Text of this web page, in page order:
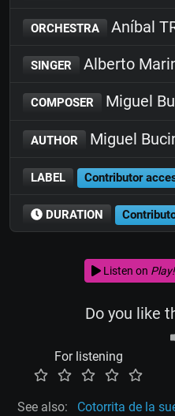
ORCHESTRA Aníbal
SINGER Alberto
COMPOSER Miguel
AUTHOR Miguel
LABEL Contributor
DURATION
Listen on Play!
Do you like
For listening
See also: Cotorrita de la